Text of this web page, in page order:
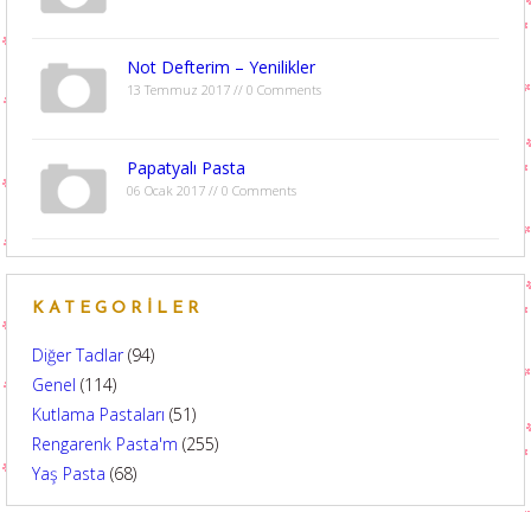
Not Defterim – Yenilikler
13 Temmuz 2017 // 0 Comments
Papatyalı Pasta
06 Ocak 2017 // 0 Comments
KATEGORILER
Diğer Tadlar(94)
Genel (114)
Kutlama Pastaları (51)
Rengarenk Pasta'm (255)
Yaş Pasta (68)